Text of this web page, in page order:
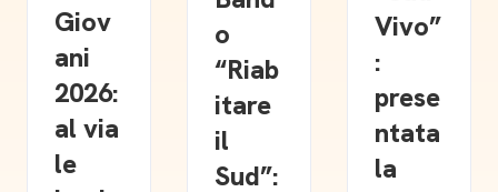
Giov
ani
2026:
al via
le
o
“Riab
itare
il
Sud”:
Vivo”
:
prese
ntata
la